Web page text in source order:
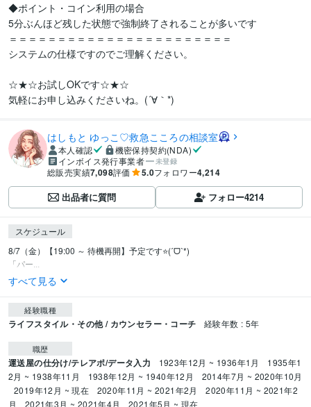
◆ポイント・コイン利用の場合
5分ぶんほど残した状態で強制終了されることが多いです
＝＝＝＝＝＝＝＝＝＝＝＝＝＝＝＝＝＝＝＝＝＝＝
システムの仕様ですのでご理解ください。
☆★☆お試しOKです☆★☆
気軽にお申し込みくださいね。(´∀｀*)
はしもと ゆっこ♡救急こころの相談室
本人確認
機密保持契約(NDA)
インボイス発行事業者
未登録
総販売実績7,098評価 5.0フォロワー4,214
出品者に質問 フォロー4214
スケジュール
8/7（金）【19:00 ～ 待機再開】予定です⭐(ˊᗜˋ*)
「パー...
すべて見る
経験職種
ライフスタイル・その他 / カウンセラー・コーチ 経験年数 : 5年
職歴
運送屋の仕分け/テレアポ/データ入力 1923年12月 ~ 1936年1月
1935年1
2月 ~ 1938年11月
1938年12月 ~ 1940年12月
2014年7月 ~ 2020年10月
2019年12月 ~ 現在
2020年11月 ~ 2021年2月
2020年11月 ~ 2021年2
月
2021年3月 ~ 2021年4月 2021年5月 ~ 現在